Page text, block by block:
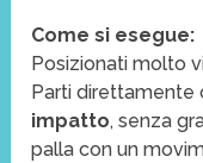
Come si esegue:
Posizionati molto
Parti direttamente
impatto, senza
palla con un